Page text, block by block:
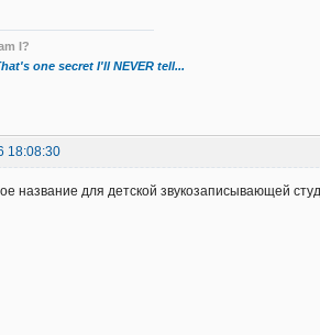
I?
one secret I'll NEVER tell...
18:08:30
название для детской звукозаписывающей